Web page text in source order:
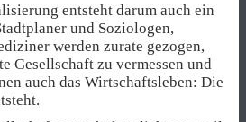
entsteht darum auch ein
und Soziologen,
werden zurate gezogen,
Gesellschaft zu vermessen und
auch das Wirtschaftsleben: Die